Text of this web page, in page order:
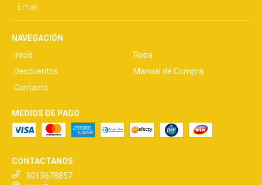
NAVEGACIÓN
Inicio
Ropa
Descuentos
Manual de Compra
Contacto
MEDIOS DE PAGO
CONTACTANOS
3013678857